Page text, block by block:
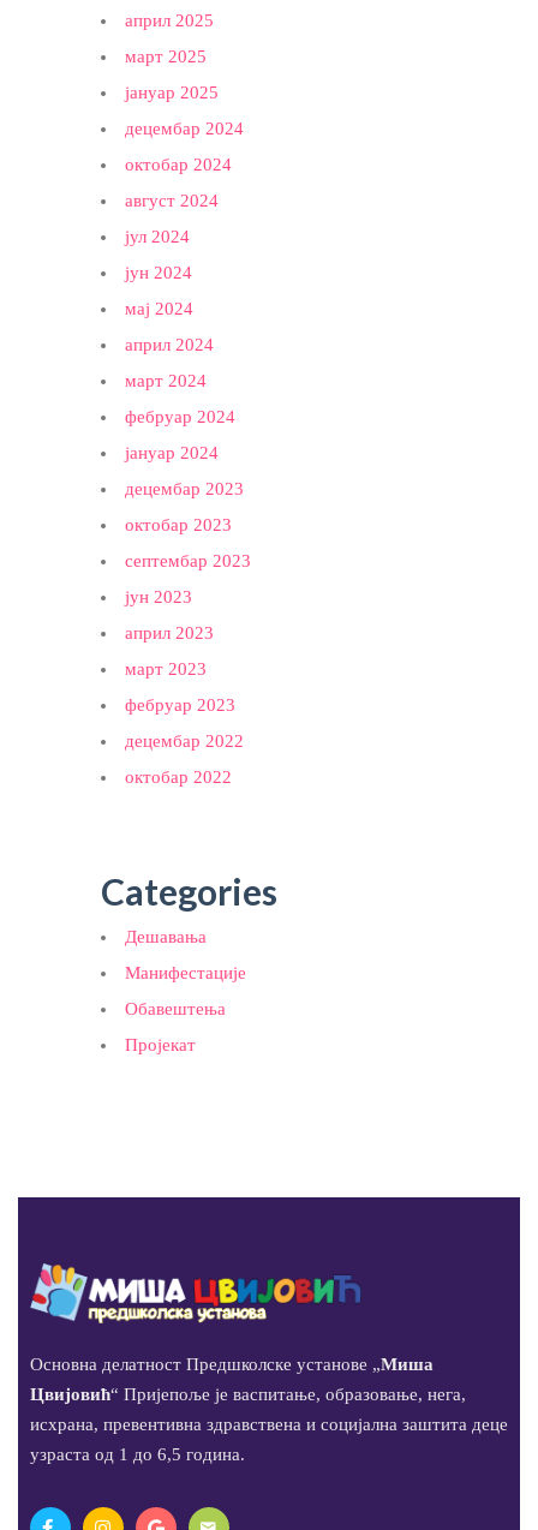
април 2025
март 2025
јануар 2025
децембар 2024
октобар 2024
август 2024
јул 2024
јун 2024
мај 2024
април 2024
март 2024
фебруар 2024
јануар 2024
децембар 2023
октобар 2023
септембар 2023
јун 2023
април 2023
март 2023
фебруар 2023
децембар 2022
октобар 2022
Categories
Дешавања
Манифестације
Обавештења
Пројекат
Основна делатност Предшколске установе „Миша
Цвијовић“ Пријепоље је васпитање, образовање, нега,
исхрана, превентивна здравствена и социјална заштита деце
узраста од 1 до 6,5 година.